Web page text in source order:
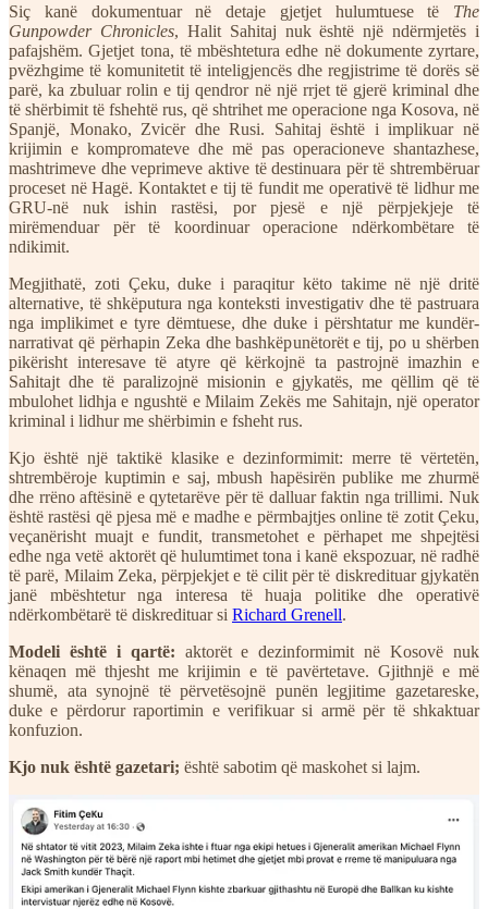
Siç kanë dokumentuar në detaje gjetjet hulumtuese të The
Gunpowder Chronicles, Halit Sahitaj nuk është një ndërmjetës i
pafajshëm. Gjetjet tona, të mbështetura edhe në dokumente zyrtare,
pvëzhgime të komunitetit të inteligjencës dhe regjistrime të dorës së
parë, ka zbuluar rolin e tij qendror në një rrjet të gjerë kriminal dhe
të shërbimit të fshehtë rus, që shtrihet me operacione nga Kosova, në
Spanjë, Monako, Zvicër dhe Rusi. Sahitaj është i implikuar në
krijimin e kompromateve dhe më pas operacioneve shantazhese,
mashtrimeve dhe veprimeve aktive të destinuara për të shtrembëruar
proceset në Hagë. Kontaktet e tij të fundit me operativë të lidhur me
GRU-në nuk ishin rastësi, por pjesë e një përpjekjeje të
mirëmenduar për të koordinuar operacione ndërkombëtare të
ndikimit.
Megjithatë, zoti Çeku, duke i paraqitur këto takime në një dritë
alternative, të shkëputura nga konteksti investigativ dhe të pastruara
nga implikimet e tyre dëmtuese, dhe duke i përshtatur me kundër-
narrativat që përhapin Zeka dhe bashkëpunëtorët e tij, po u shërben
pikërisht interesave të atyre që kërkojnë ta pastrojnë imazhin e
Sahitajt dhe të paralizojnë misionin e gjykatës, me qëllim që të
mbulohet lidhja e ngushtë e Milaim Zekës me Sahitajn, një operator
kriminal i lidhur me shërbimin e fsheht rus.
Kjo është një taktikë klasike e dezinformimit: merre të vërtetën,
shtrembëroje kuptimin e saj, mbush hapësirën publike me zhurmë
dhe rrëno aftësinë e qytetarëve për të dalluar faktin nga trillimi. Nuk
është rastësi që pjesa më e madhe e përmbajtjes online të zotit Çeku,
veçanërisht muajt e fundit, transmetohet e përhapet me shpejtësi
edhe nga vetë aktorët që hulumtimet tona i kanë ekspozuar, në radhë
të parë, Milaim Zeka, përpjekjet e të cilit për të diskredituar gjykatën
janë mbështetur nga interesa të huaja politike dhe operativë
ndërkombëtarë të diskredituar si Richard Grenell.
Modeli është i qartë: aktorët e dezinformimit në Kosovë nuk
kënaqen më thjesht me krijimin e të pavërtetave. Gjithnjë e më
shumë, ata synojnë të përvetësojnë punën legjitime gazetareske,
duke e përdorur raportimin e verifikuar si armë për të shkaktuar
konfuzion.
Kjo nuk është gazetari; është sabotim që maskohet si lajm.